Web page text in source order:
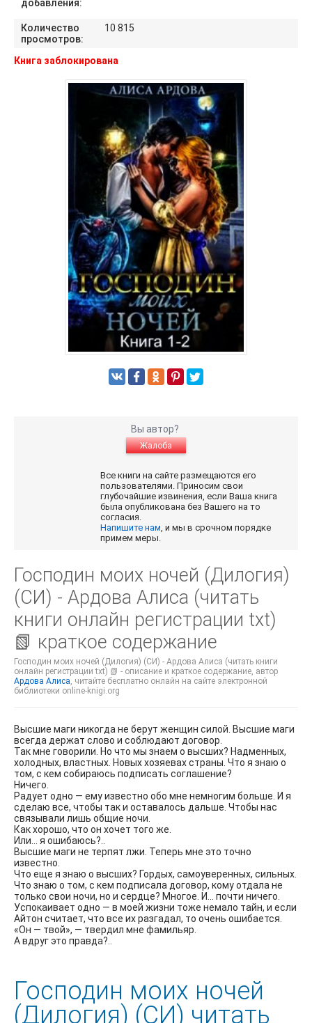
добавления:
Количество
просмотров:
10 815
Книга заблокирована
Вы автор?
Жалоба
Все книги на сайте размещаются его
пользователями. Приносим свои
глубочайшие извинения, если Ваша книга
была опубликована без Вашего на то
согласия.
Напишите нам , и мы в срочном порядке
примем меры.
Господин моих ночей (Дилогия)
(СИ) - Ардова Алиса (читать
книги онлайн регистрации txt)
📗 краткое содержание
Господин моих ночей (Дилогия) (СИ) - Ардова Алиса (читать книги
онлайн регистрации txt) 📗 - описание и краткое содержание, автор
Ардова Алиса , читайте бесплатно онлайн на сайте электронной
библиотеки online-knigi.org
Высшие маги никогда не берут женщин силой. Высшие маги
всегда держат слово и соблюдают договор.
Так мне говорили. Но что мы знаем о высших? Надменных,
холодных, властных. Новых хозяевах страны. Что я знаю о
том, с кем собираюсь подписать соглашение?
Ничего.
Радует одно — ему известно обо мне немногим больше. И я
сделаю все, чтобы так и оставалось дальше. Чтобы нас
связывали лишь общие ночи.
Как хорошо, что он хочет того же.
Или… я ошибаюсь?..
Высшие маги не терпят лжи. Теперь мне это точно
известно.
Что еще я знаю о высших? Гордых, самоуверенных, сильных.
Что знаю о том, с кем подписала договор, кому отдала не
только свои ночи, но и сердце? Многое. И… почти ничего.
Успокаивает одно — в моей жизни тоже немало тайн, и если
Айтон считает, что все их разгадал, то очень ошибается.
«Он — твой», — твердил мне фамильяр.
А вдруг это правда?..
Господин моих ночей
(Дилогия) (СИ) читать